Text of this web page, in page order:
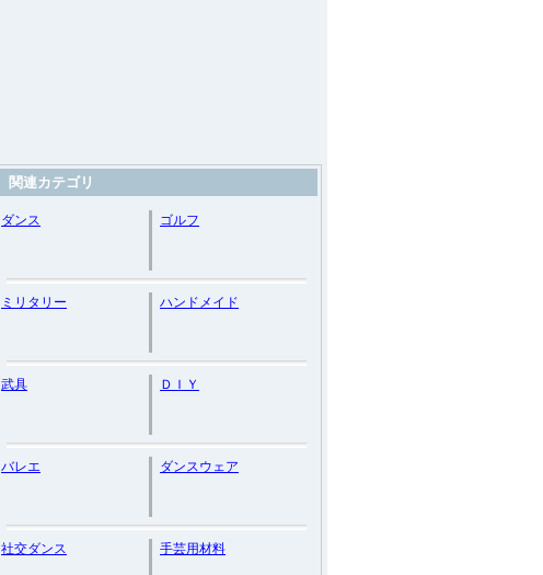
関連カテゴリ
ダンス ゴルフ
ミリタリー ハンドメイド
武具 ＤＩＹ
バレエ ダンスウェア
社交ダンス 手芸用材料